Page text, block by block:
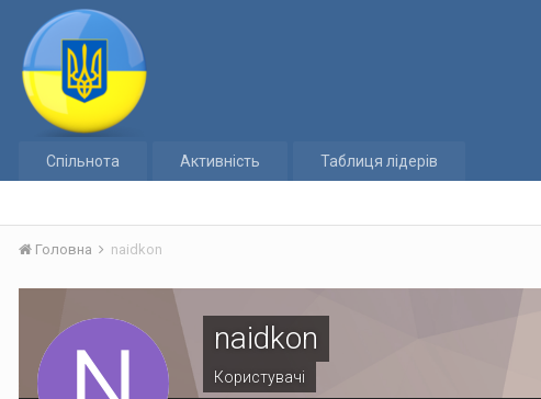
Спільнота Активність Таблиця лідерів
Головна naidkon
naidkon
Користувачі